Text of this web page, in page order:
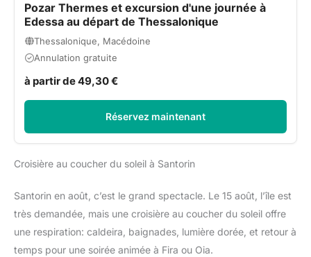
Pozar Thermes et excursion d'une journée à
Edessa au départ de Thessalonique
Thessalonique, Macédoine
Annulation gratuite
à partir de 49,30 €
Réservez maintenant
Croisière au coucher du soleil à Santorin
Santorin en août, c’est le grand spectacle. Le 15 août, l’île est
très demandée, mais une croisière au coucher du soleil offre
une respiration: caldeira, baignades, lumière dorée, et retour à
temps pour une soirée animée à Fira ou Oia.